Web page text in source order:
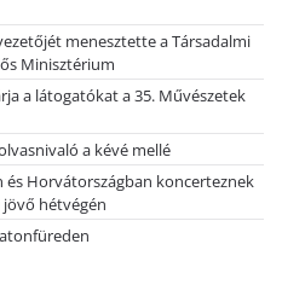
menesztette a Társadalmi
Minisztérium
a látogatókat a 35. Művészetek
a kévé mellé
és Horvátországban koncerteznek
jövő hétvégén